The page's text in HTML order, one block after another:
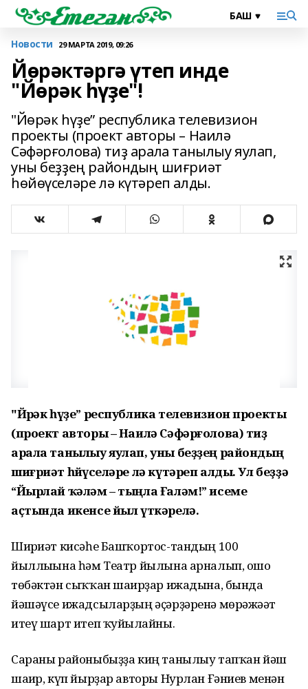
Новости 29 МАРТА 2019, 09:26
Йөрәктәргә үтеп инде
"Йөрәк һүҙе"!
"Йөрәк һүҙе” республика телевизион
проекты (проект авторы – Наилә
Сәфәрғолова) тиҙ арала танылыу яулап,
уны беҙҙең райондың шиғриәт
һөйөүселәре лә күтәреп алды.
"Йөрәк һүҙе” республика телевизион проекты
(проект авторы – Наилә Сәфәрғолова) тиҙ
арала танылыу яулап, уны беҙҙең райондың
шиғриәт һөйөүселәре лә күтәреп алды. Ул беҙҙә
“Йырлай ҡәләм – тыңла Ғаләм!” исеме
аҫтында икенсе йыл үткәрелә.
Шиғриәт кисәһе Башҡортос-тандың 100
йыллығына һәм Театр йылына арналып, ошо
төбәктән сыҡҡан шағирҙар ижадына, бында
йәшәүсе ижадсыларҙың әҫәрҙәренә мөрәжәғәт
итеү шарт итеп ҡуйылғайны.
Сараны районыбыҙҙа киң танылыу тапҡан йәш
шағир, күп йырҙар авторы Нурлан Ғәниев менән